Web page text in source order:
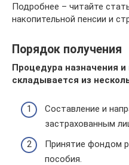
Подробнее – читайте
накопительной пенсии и
Порядок получения
Процедура назначения и
складывается из
Составление и
застрахованным
Принятие фондом
пособия.